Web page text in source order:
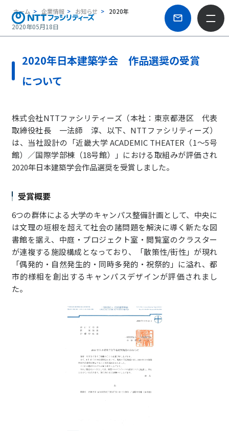
ホーム 企業情報 お知らせ 2020年
2020年05月18日
2020年日本建築学会 作品選奨の受賞
について
株式会社NTTファシリティーズ（本社：東京都港区 代表
取締役社長 一法師 淳、以下、NTTファシリティーズ）
は、当社設計の「近畿大学 ACADEMIC THEATER（1～5号
館）／国際学部棟（18号館）」における取組みが評価され
2020年日本建築学会作品選奨を受賞しました。
受賞概要
6つの群体による大学のキャンパス整備計画として、中央に
は文理の垣根を超えて社会の諸問題を解決に導く新たな図
書館を据え、中庭・プロジェクト室・閲覧室のクラスター
が連複する施設構成となっており、「散策性/街性」が現れ
「偶発的・自然発生的・同時多発的・祝祭的」に溢れ、都
市的様相を創出するキャンパスデザインが評価されまし
た。